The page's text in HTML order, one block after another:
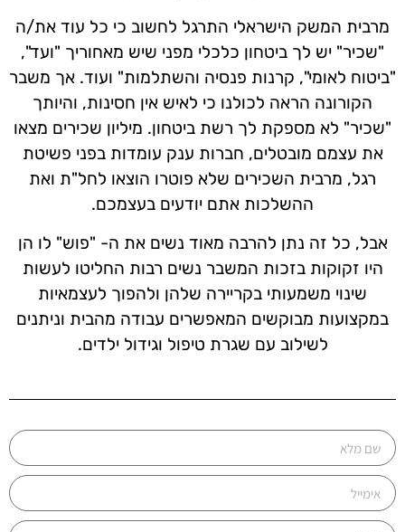
מרבית המשק הישראלי התרגל לחשוב כי כל עוד את/ה
"שכיר" יש לך ביטחון כלכלי מפני שיש מאחוריך "ועד",
"ביטוח לאומי", קרנות פנסיה והשתלמות" ועוד. אך משבר
הקורונה הראה לכולנו כי לאיש אין חסינות, והיותך
"שכיר" לא מספקת לך רשת ביטחון. מיליון שכירים מצאו
את עצמם מובטלים, חברות ענק עומדות בפני פשיטת
רגל, מרבית השכירים שלא פוטרו הוצאו לחל"ת ואת
ההשלכות אתם יודעים בעצמכם.
אבל, כל זה נתן להרבה מאוד נשים את ה- "פוש" לו הן
היו זקוקות בזכות המשבר נשים רבות החליטו לעשות
שינוי משמעותי בקריירה שלהן ולהפוך לעצמאיות
במקצועות מבוקשים המאפשרים עבודה מהבית וניתנים
לשילוב עם שגרת טיפול וגידול ילדים.